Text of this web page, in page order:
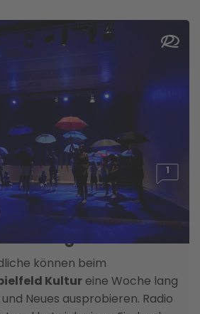
1
07. AUGUST
können beim
Kultur eine Woche lang
Neues ausprobieren. Radio